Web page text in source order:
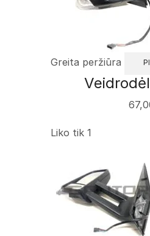
Greita peržiūra
Liko tik 1